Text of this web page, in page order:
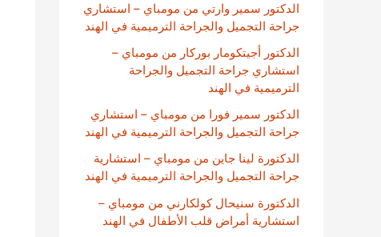
الدكتور سمير وارتي من مومباي – استشاري
جراحة التجميل والجراحة الترميمية في الهند
الدكتور أجيتكومار بوركار من مومباي –
استشاري جراحة التجميل والجراحة
الترميمية في الهند
الدكتور سمير فورا من مومباي – استشاري
جراحة التجميل والجراحة الترميمية في الهند
الدكتورة لينا جاين من مومباي – استشارية
جراحة التجميل والجراحة الترميمية في الهند
الدكتورة سنيحال كولكارني من مومباي –
استشارية أمراض قلب الأطفال في الهند